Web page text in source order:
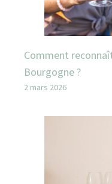
Comment
Bourgogne ?
2 mars 2026